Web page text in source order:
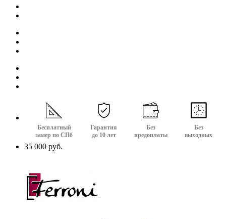
Бесплатный
замер по СПб
Гарантия
до 10 лет
Без
предоплаты
Без
выходных
35 000 руб.